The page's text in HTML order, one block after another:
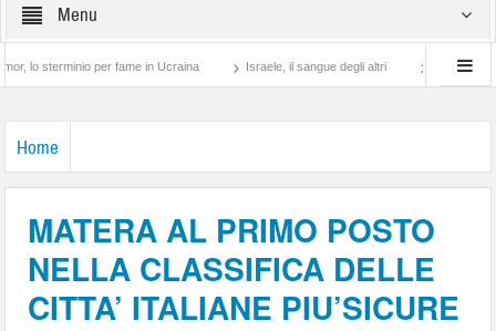
Menu
per fame in Ucraina Israele, il sangue degli altri Lotta di classe… tra
Home
MATERA AL PRIMO POSTO
NELLA CLASSIFICA DELLE
CITTA’ ITALIANE PIU’SICURE